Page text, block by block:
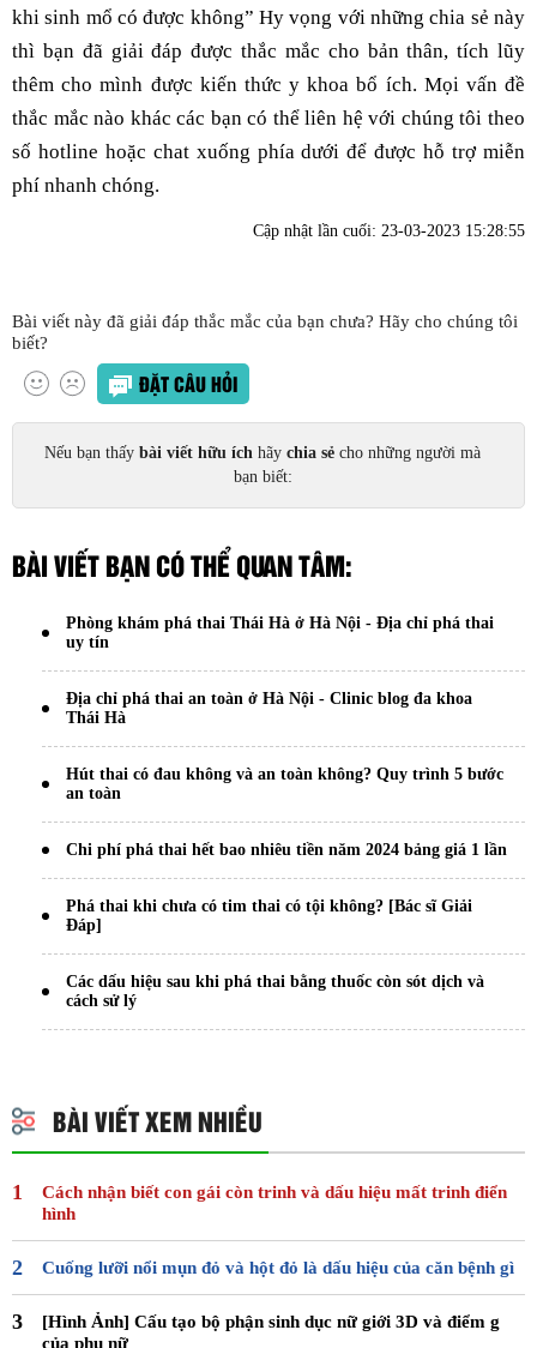
khi sinh mổ có được không” Hy vọng với những chia sẻ này
thì bạn đã giải đáp được thắc mắc cho bản thân, tích lũy
thêm cho mình được kiến thức y khoa bổ ích. Mọi vấn đề
thắc mắc nào khác các bạn có thể liên hệ với chúng tôi theo
số hotline hoặc chat xuống phía dưới để được hỗ trợ miễn
phí nhanh chóng.
Cập nhật lần cuối: 23-03-2023 15:28:55
Bài viết này đã giải đáp thắc mắc của bạn chưa? Hãy cho chúng tôi
biết?
ĐẶT CÂU HỎI
Nếu bạn thấy bài viết hữu ích hãy chia sẻ cho những người mà
bạn biết:
BÀI VIẾT BẠN CÓ THỂ QUAN TÂM:
Phòng khám phá thai Thái Hà ở Hà Nội - Địa chỉ phá thai
uy tín
Địa chỉ phá thai an toàn ở Hà Nội - Clinic blog đa khoa
Thái Hà
Hút thai có đau không và an toàn không? Quy trình 5 bước
an toàn
Chi phí phá thai hết bao nhiêu tiền năm 2024 bảng giá 1 lần
Phá thai khi chưa có tim thai có tội không? [Bác sĩ Giải
Đáp]
Các dấu hiệu sau khi phá thai bằng thuốc còn sót dịch và
cách sử lý
BÀI VIẾT XEM NHIỀU
Cách nhận biết con gái còn trinh và dấu hiệu mất trinh điển
hình
Cuống lưỡi nổi mụn đỏ và hột đỏ là dấu hiệu của căn bệnh gì
[Hình Ảnh] Cấu tạo bộ phận sinh dục nữ giới 3D và điểm g
của phụ nữ